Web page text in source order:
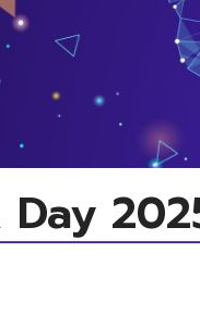
Day